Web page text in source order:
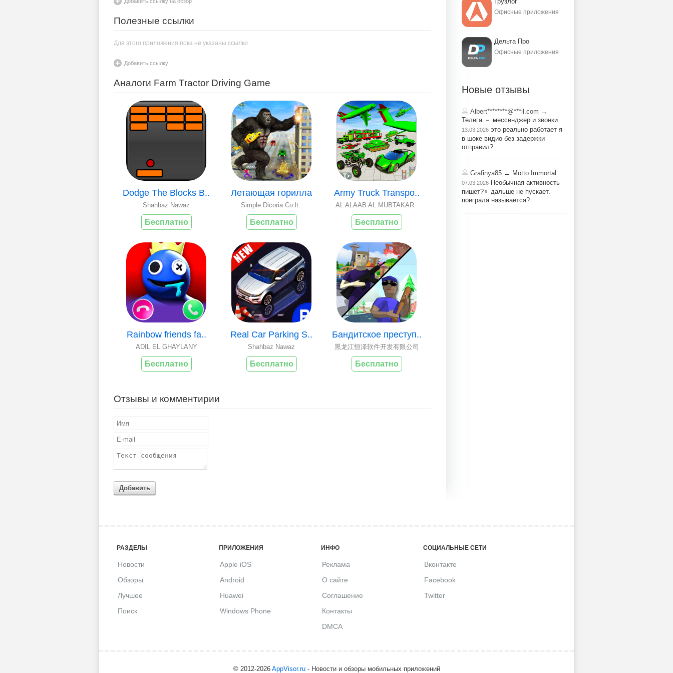
Полезные ссылки
Для этого приложения пока не указаны ссылки
Добавить ссылку
Аналоги Farm Tractor Driving Game
Dodge The Blocks B..
Shahbaz Nawaz
Бесплатно
Летающая горилла
Simple Dicoria Co.lt..
Бесплатно
Army Truck Transpo..
AL ALAAB AL MUBTAKAR..
Бесплатно
Rainbow friends fa..
ADIL EL GHAYLANY
Бесплатно
Real Car Parking S..
Shahbaz Nawaz
Бесплатно
Бандитское преступ..
黑龙江恒泽软件开发有限公司
Бесплатно
Отзывы и комментирии
Добавить
Офисные приложения
Дельта Про
Офисные приложения
Новые отзывы
Albert********@***il.com →
Телега － мессенджер и звонки
13.03.2026 это реально работает я
в шоке видио без задержки
отправил?
Grafinya85 → Motto Immortal
07.03.2026 Необычная активность
пишет?‍♀️ дальше не пускает.
поиграла называется?
РАЗДЕЛЫ
Новости
Обзоры
Лучшее
Поиск
ПРИЛОЖЕНИЯ
Apple iOS
Android
Huawei
Windows Phone
ИНФО
Реклама
О сайте
Соглашение
Контакты
DMCA
СОЦИАЛЬНЫЕ СЕТИ
Вконтакте
Facebook
Twitter
© 2012-2026 AppVisor.ru- Новости и обзоры мобильных приложений